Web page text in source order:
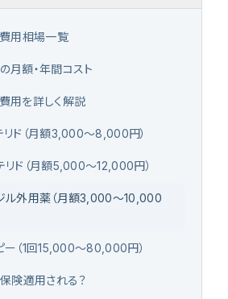
用相場一覧
月額・年間コスト
用を詳しく解説
リド（月額3,000〜8,000円）
リド（月額5,000〜12,000円）
ル外用薬（月額3,000〜10,000
ー（1回15,000〜80,000円）
険適用される？